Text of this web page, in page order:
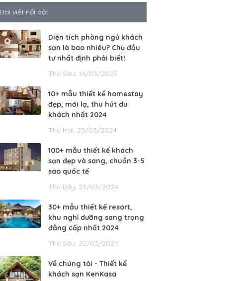
Bài viết nổi bật
Diện tích phòng ngủ khách
sạn là bao nhiêu? Chủ đầu
tư nhất định phải biết!
Thứ Sáu, 14/03/2025
10+ mẫu thiết kế homestay
đẹp, mới lạ, thu hút du
khách nhất 2024
Thứ Hai, 25/03/2024
100+ mẫu thiết kế khách
sạn đẹp và sang, chuẩn 3-5
sao quốc tế
Thứ Bảy, 23/03/2024
30+ mẫu thiết kế resort,
khu nghỉ dưỡng sang trọng
đẳng cấp nhất 2024
Thứ Sáu, 22/03/2024
Về chúng tôi - Thiết kế
khách sạn KenKasa